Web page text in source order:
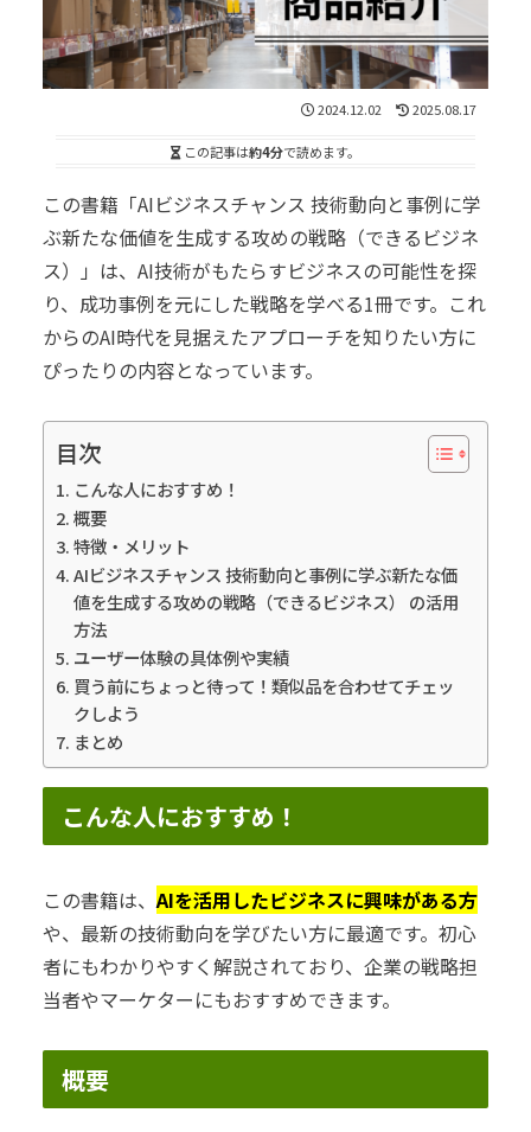
2024.12.02 2025.08.17
この記事は約4分で読めます。
この書籍「AIビジネスチャンス 技術動向と事例に学
ぶ新たな価値を生成する攻めの戦略（できるビジネ
ス）」は、AI技術がもたらすビジネスの可能性を探
り、成功事例を元にした戦略を学べる1冊です。これ
からのAI時代を見据えたアプローチを知りたい方に
ぴったりの内容となっています。
目次
こんな人におすすめ！
概要
特徴・メリット
AIビジネスチャンス 技術動向と事例に学ぶ新たな価
値を生成する攻めの戦略（できるビジネス） の活用
方法
ユーザー体験の具体例や実績
買う前にちょっと待って！類似品を合わせてチェッ
クしよう
まとめ
こんな人におすすめ！
この書籍は、AIを活用したビジネスに興味がある方
や、最新の技術動向を学びたい方に最適です。初心
者にもわかりやすく解説されており、企業の戦略担
当者やマーケターにもおすすめできます。
概要